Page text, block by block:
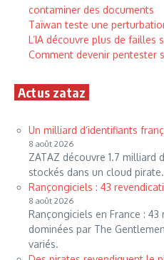
contaminer des documents
Taïwan teste une
L’IA découvre plus de
Comment devenir pentester
Actus zataz
Un milliard d’identifiants
8 août 2026
ZATAZ découvre 1.7 milliard
stockés dans un cloud pirate.
Rançongiciels : 43
8 août 2026
Rançongiciels en France :
dominées par The
variés.